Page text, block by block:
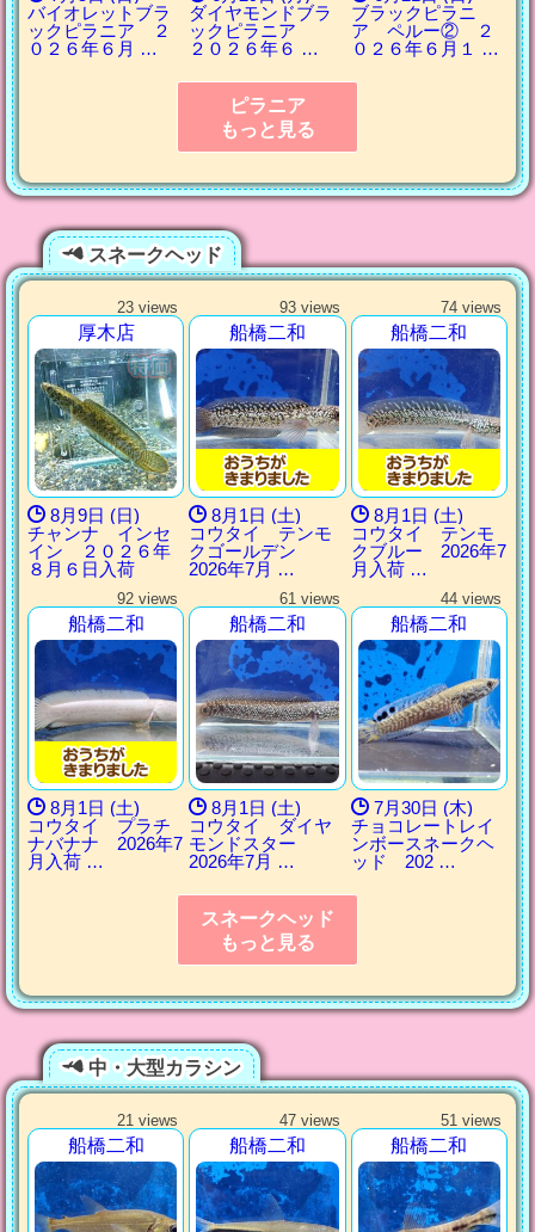
バイオレットブラ
ックピラニア ２
０２６年６月 …
ダイヤモンドブラ
ックピラニア
２０２６年６ …
ブラックピラニ
ア ペルー② ２
０２６年６月１ …
ピラニア
もっと見る
スネークヘッド
23 views
厚木店
8月9日 (日)
チャンナ インセ
イン ２０２６年
８月６日入荷
93 views
船橋二和
8月1日 (土)
コウタイ テンモ
クゴールデン
2026年7月 …
74 views
船橋二和
8月1日 (土)
コウタイ テンモ
クブルー 2026年7
月入荷 …
92 views
船橋二和
8月1日 (土)
コウタイ プラチ
ナバナナ 2026年7
月入荷 …
61 views
船橋二和
8月1日 (土)
コウタイ ダイヤ
モンドスター
2026年7月 …
44 views
船橋二和
7月30日 (木)
チョコレートレイ
ンボースネークヘ
ッド 202 …
スネークヘッド
もっと見る
中・大型カラシン
21 views
船橋二和
47 views
船橋二和
51 views
船橋二和